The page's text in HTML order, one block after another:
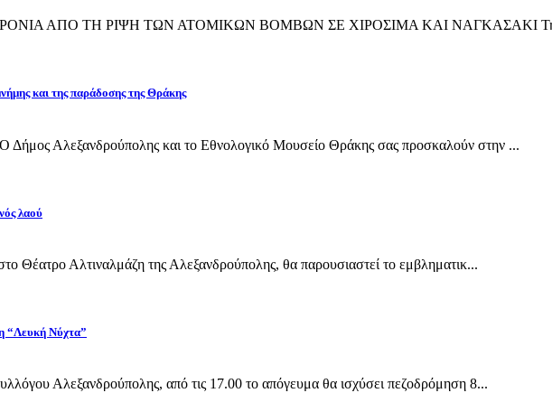
81 ΧΡΟΝΙΑ ΑΠΟ ΤΗ ΡΙΨΗ ΤΩΝ ΑΤΟΜΙΚΩΝ ΒΟΜΒΩΝ ΣΕ ΧΙΡΟΣΙΜΑ ΚΑΙ ΝΑΓΚΑΣΑΚΙ
και της παράδοσης της Θράκης
Αλεξανδρούπολης και το Εθνολογικό Μουσείο Θράκης σας προσκαλούν στην ...
λαού
Θέατρο Αλτιναλμάζη της Αλεξανδρούπολης, θα παρουσιαστεί το εμβληματικ...
“Λευκή Νύχτα”
Αλεξανδρούπολης, από τις 17.00 το απόγευμα θα ισχύσει πεζοδρόμηση 8...